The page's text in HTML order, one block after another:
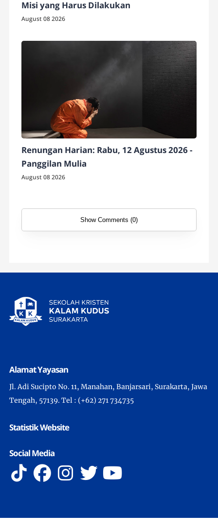
Misi yang Harus Dilakukan
August 08 2026
Renungan Harian: Rabu, 12 Agustus 2026 -
Panggilan Mulia
August 08 2026
Show Comments (0)
Alamat Yayasan
Jl. Adi Sucipto No. 11, Manahan, Banjarsari, Surakarta, Jawa
Tengah, 57139. Tel : (+62) 271 734735
Statistik Website
Social Media